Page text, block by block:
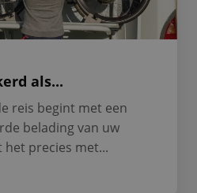
als...
reis begint met een
belading van uw
het precies met...